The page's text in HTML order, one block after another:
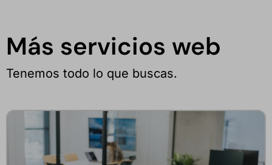
Más servicios web
Tenemos todo lo que buscas.